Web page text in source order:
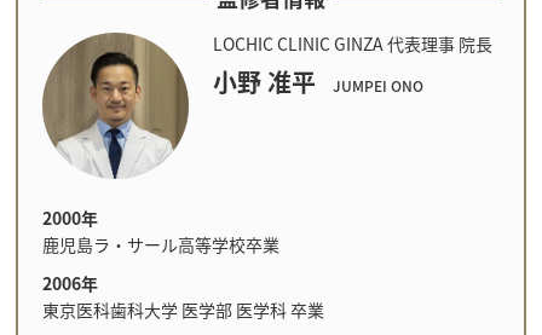
LOCHIC CLINIC GINZA 代表理事 院長
小野 准平 JUMPEI ONO
2000年
鹿児島ラ・サール高等学校卒業
2006年
東京医科歯科大学 医学部 医学科 卒業